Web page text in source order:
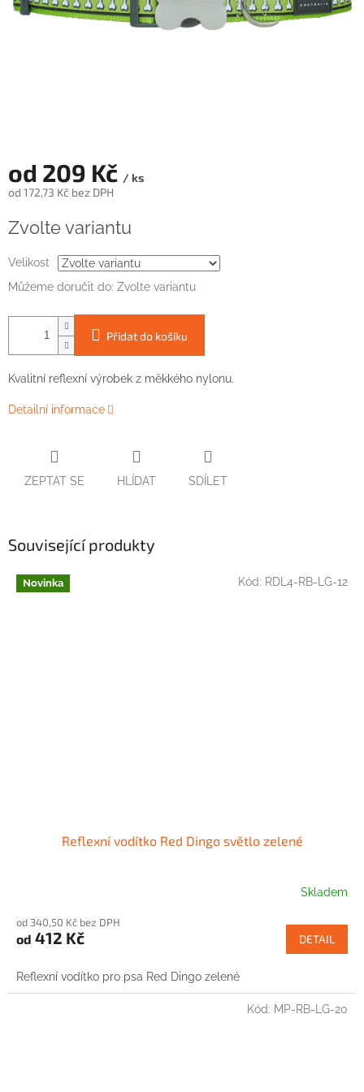
od 209 Kč / ks
od 172,73 Kč bez DPH
cena:
Zvolte variantu
Velikost
Můžeme doručit do: Zvolte variantu
Přidat do košíku
Kvalitní reflexní výrobek z měkkého nylonu.
Detailní informace
ZEPTAT SE HLÍDAT SDÍLET
Související produkty
Novinka
Reflexní vodítko Red Dingo světlo zelené
Skladem
od 340,50 Kč bez DPH
od 412 Kč DETAIL
Reflexní vodítko pro psa Red Dingo zelené
Kód: RDL4-RB-LG-12
Kód: MP-RB-LG-20